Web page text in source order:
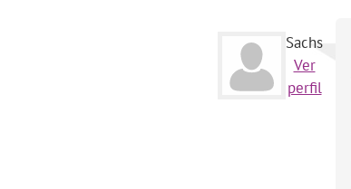
Sachs
Ver
perfil